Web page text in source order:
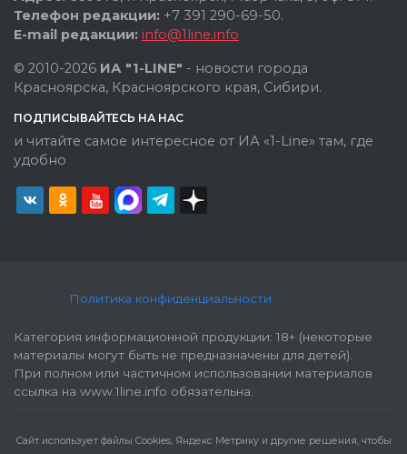
Телефон редакции: +7 391 290-69-50.
E-mail редакции: info@1line.info
© 2010-2026 ИА "1-LINE" - новости города
Красноярска, Красноярского края, Сибири.
ПОДПИСЫВАЙТЕСЬ НА НАС
и читайте самое интересное от ИА «1-Line» там, где
удобно
Политика конфиденциальности
Категория информационной продукции: 18+ (некоторые
материалы могут быть не предназначены для детей).
При полном или частичном использовании материалов
ссылка на www.1line.info обязательна.
Cайт использует файлы Cookies, Яндекс Метрику и другие решения, чтобы